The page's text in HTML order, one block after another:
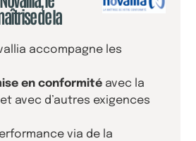
de la
accompagne les
en conformitéavec la
avec d’autres exigences
via de la